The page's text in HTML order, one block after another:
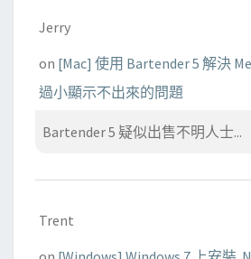
Jerry
on [Mac] 使用 Bartender 5 解決
過小顯示不出來的問題
Bartender 5 疑似出售不明人士...
Trent